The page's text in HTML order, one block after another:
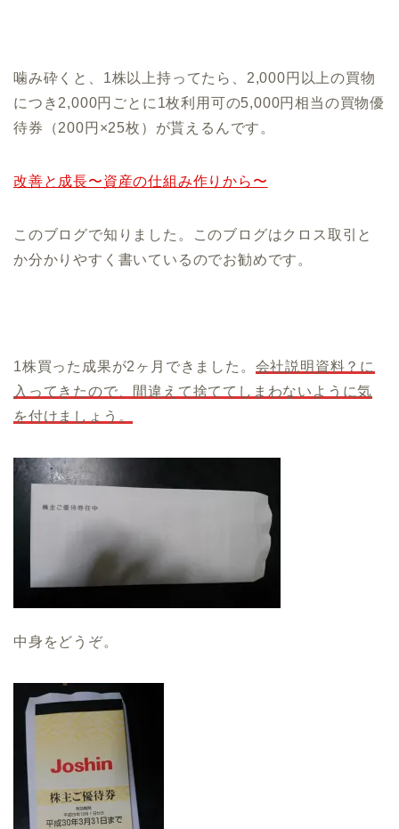
噛み砕くと、1株以上持ってたら、2,000円以上の買物
につき2,000円ごとに1枚利用可の5,000円相当の買物優
待券（200円×25枚）が貰えるんです。
改善と成長〜資産の仕組み作りから〜
このブログで知りました。このブログはクロス取引と
か分かりやすく書いているのでお勧めです。
1株買った成果が2ヶ月できました。 会社説明資料？に
入ってきたので、間違えて捨ててしまわないように気
を付けましょう。
中身をどうぞ。